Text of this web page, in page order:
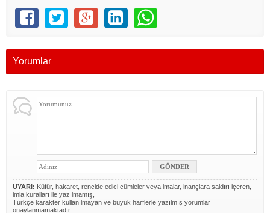
Yorumlar
UYARI: Küfür, hakaret, rencide edici cümleler veya imalar, inançlara saldırı içeren,
imla kuralları ile yazılmamış,
Türkçe karakter kullanılmayan ve büyük harflerle yazılmış yorumlar
onaylanmamaktadır.